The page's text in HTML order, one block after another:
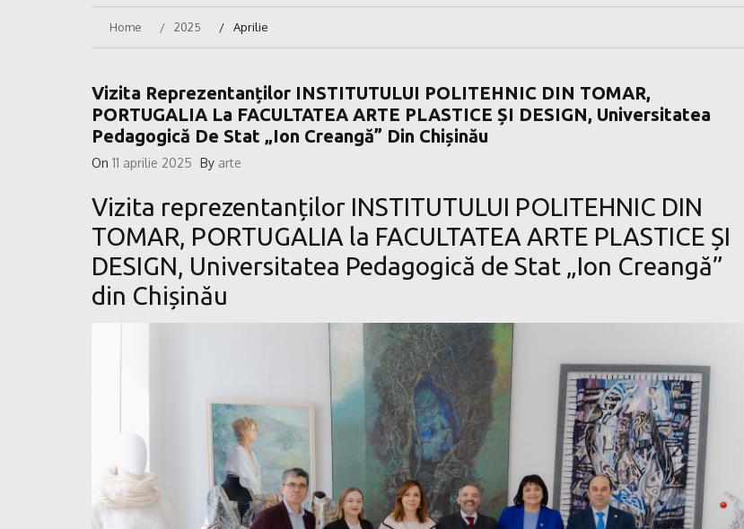
Home 2025 Aprilie
Vizita Reprezentanților INSTITUTULUI POLITEHNIC DIN TOMAR,
PORTUGALIA La FACULTATEA ARTE PLASTICE ȘI DESIGN, Universitatea
Pedagogică De Stat „Ion Creangă” Din Chișinău
On 11 aprilie 2025 By arte
Vizita reprezentanților INSTITUTULUI POLITEHNIC DIN
TOMAR, PORTUGALIA la FACULTATEA ARTE PLASTICE ȘI
DESIGN, Universitatea Pedagogică de Stat „Ion Creangă”
din Chișinău